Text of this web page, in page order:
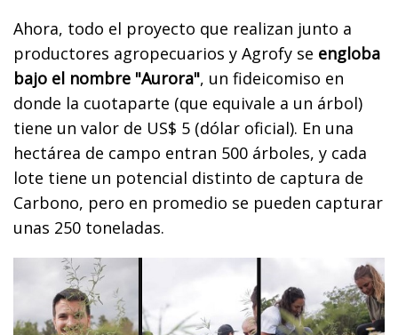
Ahora, todo el proyecto que realizan junto a
productores agropecuarios y Agrofy se engloba
bajo el nombre "Aurora", un fideicomiso en
donde la cuotaparte (que equivale a un árbol)
tiene un valor de US$ 5 (dólar oficial). En una
hectárea de campo entran 500 árboles, y cada
lote tiene un potencial distinto de captura de
Carbono, pero en promedio se pueden capturar
unas 250 toneladas.